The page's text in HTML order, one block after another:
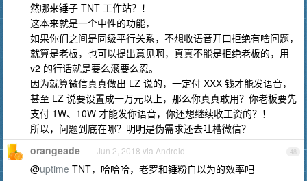
然哪来锤子 TNT 工作站？！
这本来就是一个中性的功能，
如果你们之间是同级平行关系，不想收语音开口拒绝有啥问题，
就算是老板，也可以提出意见啊，真真不能是拒绝老板的，用
v2 的行话就是要么滚要么忍。
因为就算微信真真做出 LZ 说的，一定付 XXX 钱才能发语音，
甚至 LZ 说要设置成一万元以上，那么你真真敢用？你老板要先
支付 1W、10W 才能发你语音，你还想继续收工资的？！
所以，问题到底在哪？明明是伪需求还去吐槽微信？
48
orangeade Jun 2, 2018 via Android
@uptime TNT，哈哈哈，老罗和锤粉自以为的效率吧